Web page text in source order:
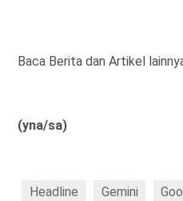
Baca Berita dan Artikel
(yna/sa)
Headline Gemini